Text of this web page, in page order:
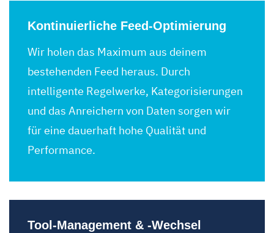
Kontinuierliche Feed-Optimierung
Wir holen das Maximum aus deinem
bestehenden Feed heraus. Durch
intelligente Regelwerke, Kategorisierungen
und das Anreichern von Daten sorgen wir
für eine dauerhaft hohe Qualität und
Performance.
Tool-Management & -Wechsel